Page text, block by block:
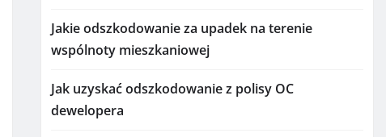
Jakie odszkodowanie za upadek na terenie
wspólnoty mieszkaniowej
Jak uzyskać odszkodowanie z polisy OC
dewelopera